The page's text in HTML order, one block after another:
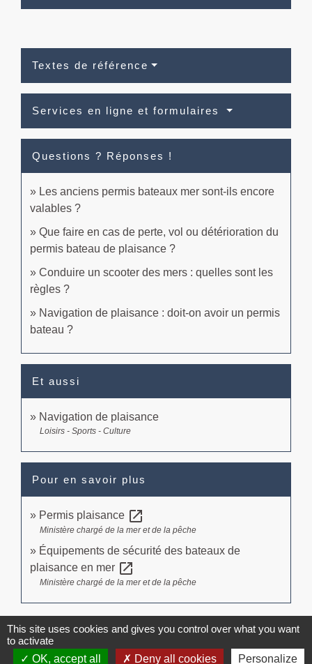
Textes de référence
Services en ligne et formulaires
Questions ? Réponses !
Les anciens permis bateaux mer sont-ils encore
valables ?
Que faire en cas de perte, vol ou détérioration du
permis bateau de plaisance ?
Conduire un scooter des mers : quelles sont les
règles ?
Navigation de plaisance : doit-on avoir un permis
bateau ?
Et aussi
Navigation de plaisance
Loisirs - Sports - Culture
Pour en savoir plus
Permis plaisance open_in_new
Ministère chargé de la mer et de la pêche
Équipements de sécurité des bateaux de
plaisance en mer open_in_new
Ministère chargé de la mer et de la pêche
This site uses cookies and gives you control over what you want
to activate
OK, accept all
Deny all cookies Personalize